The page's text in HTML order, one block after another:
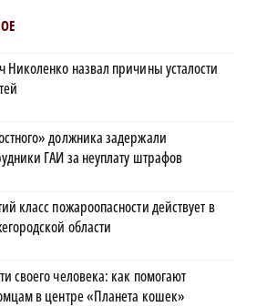
Николенко назвал причины усталости
должника задержали
ГАИ за неуплату штрафов
класс пожароопасности действует в
области
своего человека: как помогают
в центре «Планета кошек»